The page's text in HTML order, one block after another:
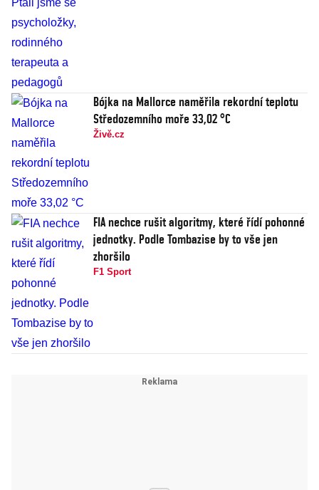
Bójka na Mallorce naměřila rekordní teplotu
Středozemního moře 33,02 °C
Živě.cz
FIA nechce rušit algoritmy, které řídí pohonné
jednotky. Podle Tombazise by to vše jen
zhoršilo
F1 Sport